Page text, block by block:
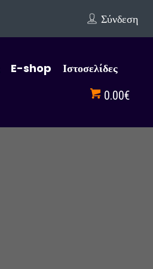
Σύνδεση
E-shop
Ιστοσελίδες
0.00€